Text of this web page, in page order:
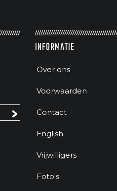
INFORMATIE
Over ons
Voorwaarden
Contact
English
Vrijwilligers
Foto's